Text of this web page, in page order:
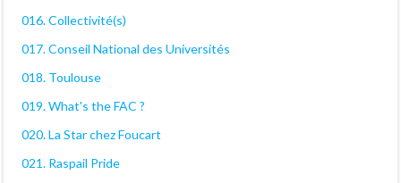
016. Collectivité(s)
017. Conseil National des Universités
018. Toulouse
019. What's the FAC ?
020. La Star chez Foucart
021. Raspail Pride